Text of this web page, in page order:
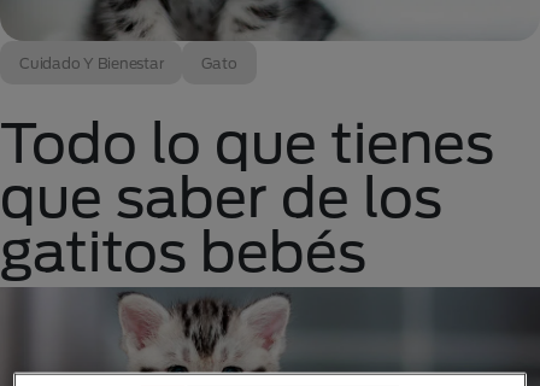
Cuidado Y Bienestar Gato
Todo lo que tienes
que saber de los
gatitos bebés